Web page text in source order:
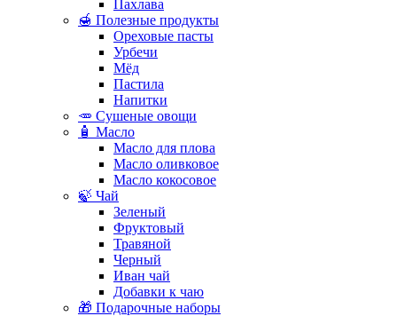
Пахлава
🍯 Полезные продукты
Ореховые пасты
Урбечи
Мёд
Пастила
Напитки
🥕 Сушеные овощи
🧴 Масло
Масло для плова
Масло оливковое
Масло кокосовое
🍃 Чай
Зеленый
Фруктовый
Травяной
Черный
Иван чай
Добавки к чаю
🎁 Подарочные наборы